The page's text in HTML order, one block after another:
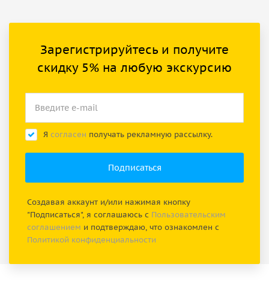
Зарегистрируйтесь и получите
скидку 5% на любую экскурсию
Я согласен получать рекламную рассылку.
Создавая аккаунт и/или нажимая кнопку
"Подписаться", я соглашаюсь с Пользовательским
соглашением и подтверждаю, что ознакомлен с
Политикой конфиденциальности